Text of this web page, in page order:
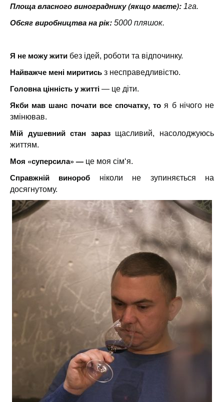
Площа власного винограднику (якщо маєте): 1га.
Обсяг виробництва на рік: 5000 пляшок.
Я не можу жити без ідей, роботи та відпочинку.
Найважче мені миритись з несправедливістю.
Головна цінність у житті — це діти.
Якби мав шанс почати все спочатку, тоя б нічого не
змінював.
Мій душевний стан заразщасливий, насолоджуюсь
життям.
Моя «суперсила» — це моя сім‘я.
Справжній винороб
ніколи не зупиняється на
досягнутому.